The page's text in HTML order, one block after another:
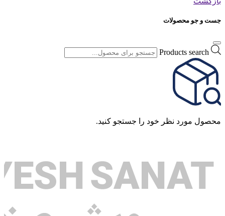
جست و جو محصولات
Products search
محصول مورد نظر خود را جستجو کنید.